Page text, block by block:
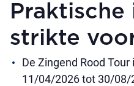
Praktische
strikte
De Zingend Rood
11/04/2026 tot 30/08/